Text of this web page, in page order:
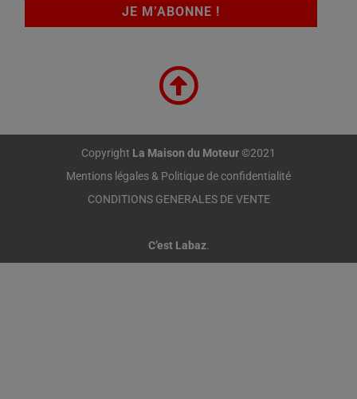
Copyright La Maison du Moteur©2021
Mentions légales & Politique de confidentialité
CONDITIONS GENERALES DE VENTE
C’est Labaz.